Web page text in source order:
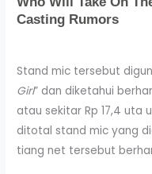
Stand mic tersebut
Girl” dan diketahui
atau sekitar Rp 17,4 uta
ditotal stand mic yang
tiang net tersebut